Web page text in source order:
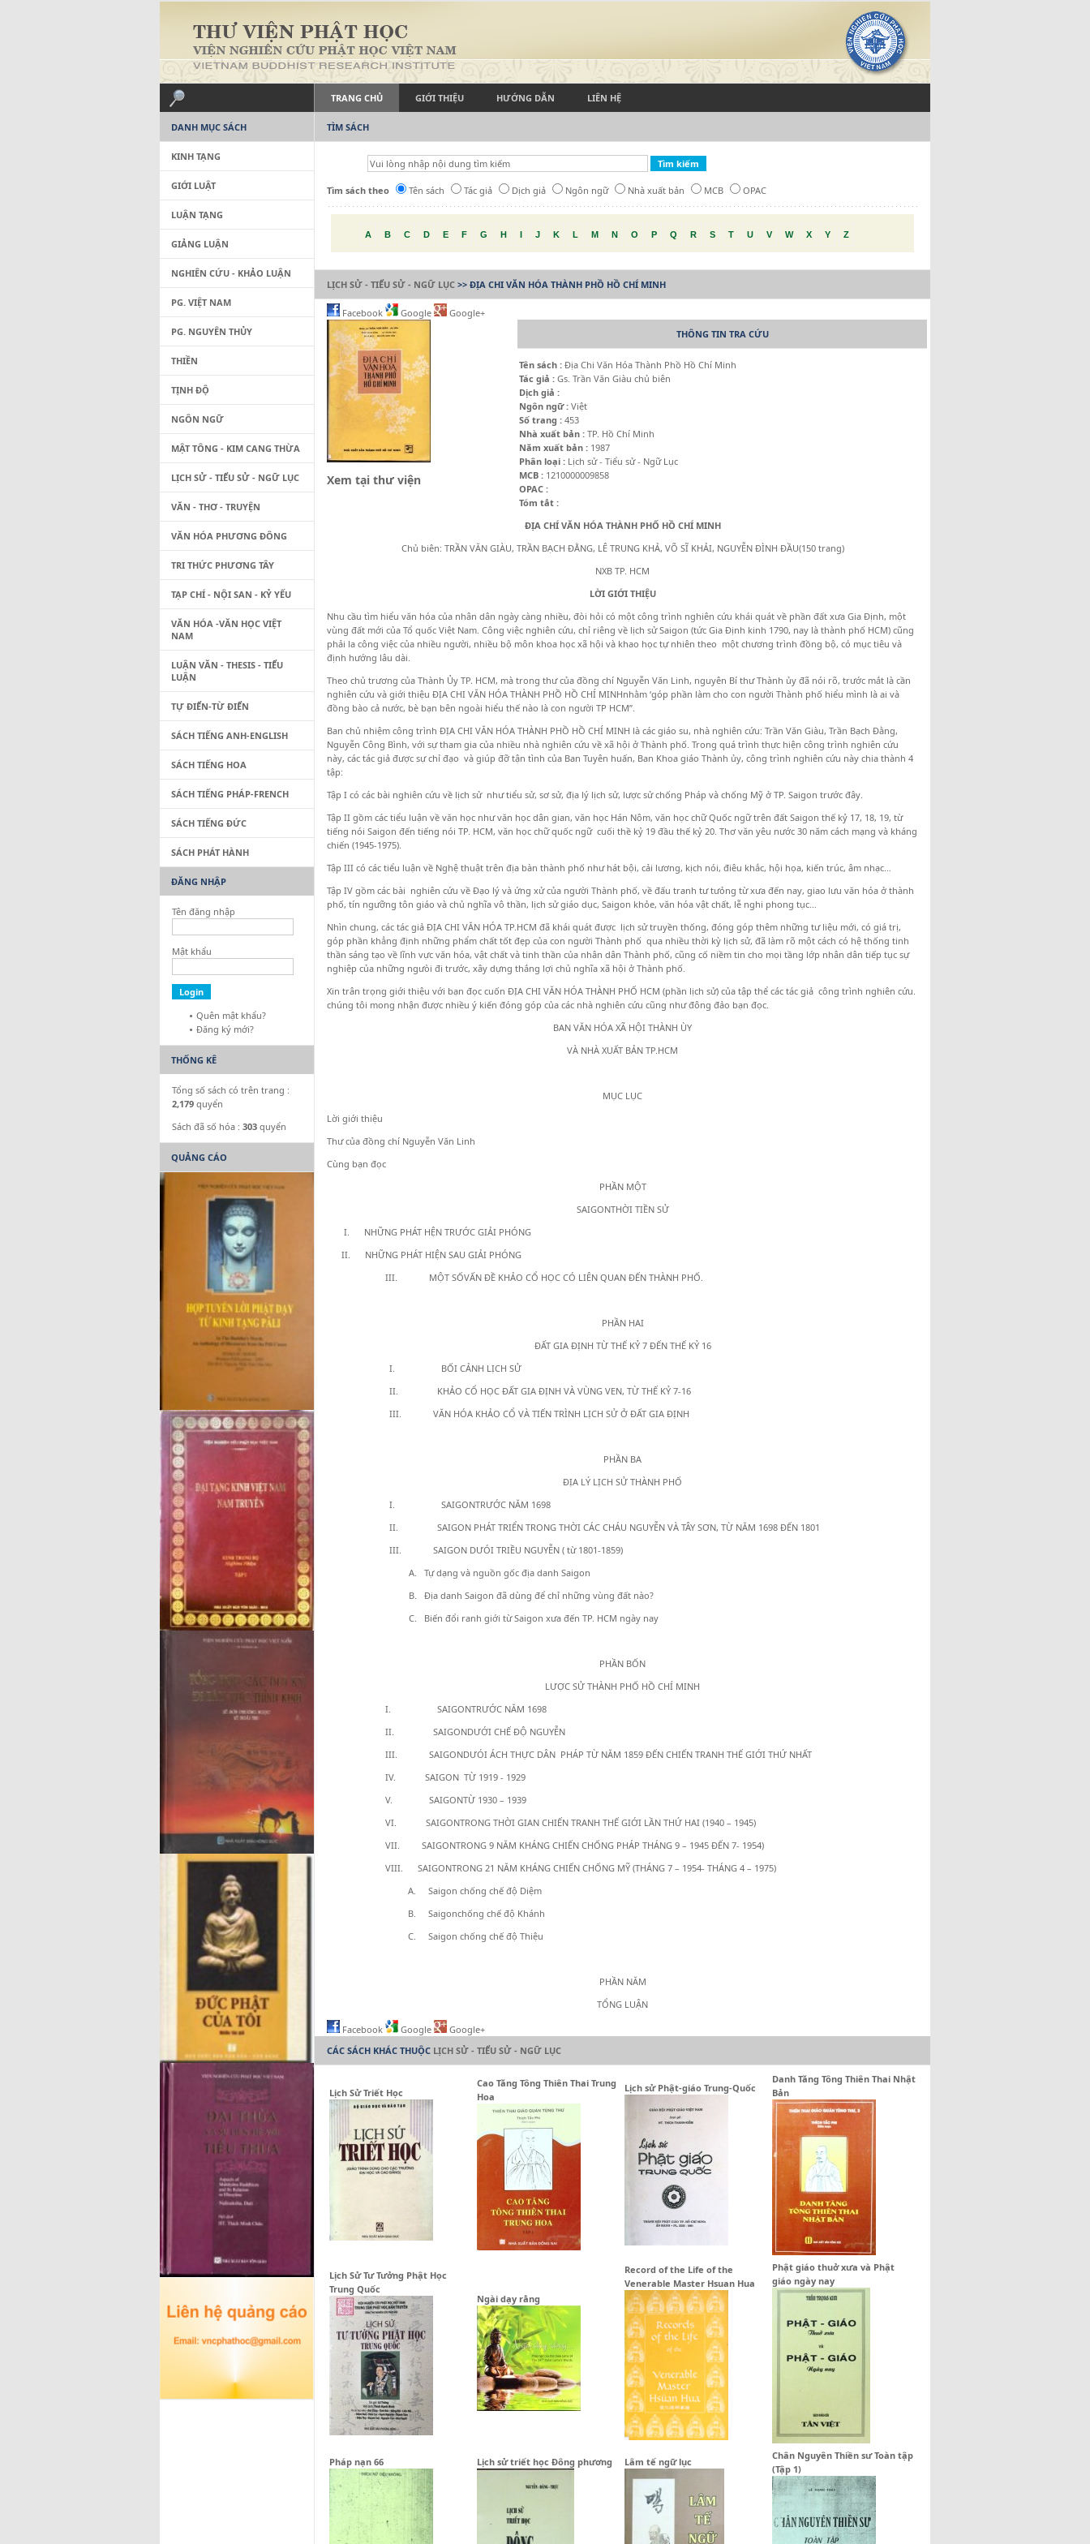
TRANG CHỦ GIỚI THIỆU HƯỚNG DẪN LIÊN HỆ
TÌM SÁCH
Tìm sách theo Tên sách Tác giả Dịch giả Ngôn ngữ Nhà xuất bản MCB OPAC
A B C D E F G H I J K L M N O P Q R S T U V W X Y Z
LỊCH SỬ - TIỂU SỬ - NGỮ LỤC >> ĐỊA CHI VĂN HÓA THÀNH PHỒ HỒ CHÍ MINH
Facebook Google Google+
Xem tại thư viện
THÔNG TIN TRA CỨU
Tên sách : Địa Chi Văn Hóa Thành Phồ Hồ Chí Minh
Tác giả : Gs. Trần Văn Giàu chủ biên
Dịch giả :
Ngôn ngữ : Việt
Số trang : 453
Nhà xuất bản : TP. Hồ Chí Minh
Năm xuất bản : 1987
Phân loại : Lịch sử - Tiểu sử - Ngữ Lục
MCB : 1210000009858
OPAC :
Tóm tắt :
ĐỊA CHÍ VĂN HÓA THÀNH PHỐ HỒ CHÍ MINH
Chủ biên: TRẦN VĂN GIÀU, TRẦN BẠCH ĐẰNG, LÊ TRUNG KHẢ, VÕ SĨ KHẢI, NGUYỄN ĐÌNH ĐẦU(150 trang)
NXB TP. HCM
LỜI GIỚI THIỆU
Nhu cầu tìm hiểu văn hóa của nhân dân ngày càng nhiều, đòi hỏi có một công trình nghiên cứu khái quát về phần đất xưa Gia Định, một
vùng đất mới của Tổ quốc Việt Nam. Công việc nghiên cứu, chỉ riêng về lịch sử Saigon (tức Gia Định kinh 1790, nay là thành phố HCM) cũng
phải la công việc của nhiều người, nhiều bộ môn khoa học xã hội và khao học tự nhiên theo một chương trình đồng bộ, có mục tiêu và
định hướng lâu dài.
Theo chủ trương của Thành Ủy TP. HCM, mà trong thư của đồng chí Nguyễn Văn Linh, nguyên Bí thư Thành ủy đã nói rõ, trước mắt là cần
nghiên cứu và giới thiệu ĐỊA CHI VĂN HÓA THÀNH PHỒ HỒ CHÍ MINHnhằm ‘góp phần làm cho con người Thành phố hiểu mình là ai và
đồng bào cả nước, bè bạn bên ngoài hiểu thế nào là con người TP HCM”.
Ban chủ nhiệm công trình ĐỊA CHI VĂN HÓA THÀNH PHỒ HỒ CHÍ MINH là các giáo su, nhà nghiên cứu: Trần Văn Giàu, Trần Bạch Đằng,
Nguyễn Công Bình, với sự tham gia của nhiều nhà nghiên cứu về xã hội ở Thành phố. Trong quá trình thực hiện công trình nghiên cứu
này, các tác giả được sự chỉ đạo và giúp đỡ tận tình của Ban Tuyên huấn, Ban Khoa giáo Thành ủy, công trình nghiên cứu này chia thành 4
tập:
Tập I có các bài nghiên cứu về lịch sử như tiểu sử, sơ sử, địa lý lịch sử, lược sử chống Pháp và chống Mỹ ở TP. Saigon trước đây.
Tập II gồm các tiểu luận về văn học như văn học dân gian, văn học Hán Nôm, văn học chữ Quốc ngữ trên đất Saigon thế kỷ 17, 18, 19, từ
tiếng nói Saigon đến tiếng nói TP. HCM, văn học chữ quốc ngữ cuối thề kỷ 19 đầu thế kỷ 20. Thơ văn yêu nước 30 năm cách mạng và kháng
chiến (1945-1975).
Tập III có các tiểu luận về Nghệ thuật trên địa bàn thành phố như hát bội, cải lương, kịch nói, điêu khắc, hội họa, kiến trúc, âm nhạc…
Tập IV gồm các bài nghiên cứu về Đạo lý và ứng xử của người Thành phố, về đấu tranh tư tưỏng từ xưa đến nay, giao lưu văn hóa ở thành
phố, tín ngưỡng tôn giáo và chủ nghĩa vô thần, lịch sử giáo dục, Saigon khỏe, văn hóa vật chất, lễ nghi phong tục…
Nhìn chung, các tác giả ĐỊA CHI VĂN HÓA TP.HCM đã khái quát được lịch sử truyền thống, đóng góp thêm những tư liệu mới, có giá trị,
góp phần khẳng định những phẩm chất tốt đẹp của con người Thành phố qua nhiều thời kỳ lịch sử, đã làm rõ một cách có hệ thống tinh
thần sáng tạo về lĩnh vực văn hóa, vật chất và tinh thần của nhân dân Thành phố, cũng cố niềm tin cho mọi tầng lớp nhân dân tiếp tục sự
nghiệp của những ngưòi đi trước, xây dựng thắng lợi chủ nghĩa xã hội ở Thành phố.
Xin trân trọng giới thiệu với bạn đọc cuốn ĐỊA CHI VĂN HÓA THÀNH PHỐ HCM (phần lịch sử) của tập thể các tác giả công trình nghiên cứu.
chúng tôi mong nhận được nhiều ý kiến đóng góp của các nhà nghiên cứu cũng như đông đảo bạn đọc.
BAN VĂN HÓA XÃ HỘI THÀNH ÙY
VÀ NHÀ XUẤT BẢN TP.HCM
MỤC LỤC
Lời giới thiệu
Thư của đồng chí Nguyễn Văn Linh
Cùng bạn đọc
PHẦN MỘT
SAIGONTHỜI TIỀN SỬ
I. NHỮNG PHÁT HỆN TRƯỚC GIẢI PHÓNG
II. NHỮNG PHÁT HIỆN SAU GIẢI PHÓNG
III. MỘT SỐVẤN ĐỀ KHẢO CỔ HỌC CÓ LIÊN QUAN ĐẾN THÀNH PHỐ.
PHẦN HAI
ĐẤT GIA ĐỊNH TỪ THẾ KỶ 7 ĐẾN THẾ KỶ 16
I. BỐI CẢNH LỊCH SỬ
II. KHẢO CỔ HỌC ĐẤT GIA ĐỊNH VÀ VÙNG VEN, TỪ THẾ KỶ 7-16
III. VĂN HÓA KHẢO CỔ VÀ TIẾN TRÌNH LỊCH SỬ Ở ĐẤT GIA ĐỊNH
PHẦN BA
ĐỊA LÝ LỊCH SỬ THÀNH PHỐ
I. SAIGONTRƯỚC NĂM 1698
II. SAIGON PHÁT TRIỂN TRONG THỜI CÁC CHÁU NGUYỄN VÀ TÂY SƠN, TỪ NĂM 1698 ĐẾN 1801
III. SAIGON DƯÓI TRIỀU NGUYỄN ( từ 1801-1859)
A. Tự dạng và nguồn gốc địa danh Saigon
B. Địa danh Saigon đã dùng để chỉ những vùng đất nào?
C. Biến đổi ranh giới từ Saigon xưa đến TP. HCM ngày nay
PHẦN BỐN
LƯỢC SỬ THÀNH PHỐ HỒ CHÍ MINH
I. SAIGONTRƯỚC NĂM 1698
II. SAIGONDƯỚI CHẾ ĐỘ NGUYỄN
III. SAIGONDƯÓI ÁCH THỰC DÂN PHÁP TỪ NĂM 1859 ĐẾN CHIẾN TRANH THẾ GIỚI THỨ NHẤT
IV. SAIGON TỪ 1919 - 1929
V. SAIGONTỪ 1930 – 1939
VI. SAIGONTRONG THỜI GIAN CHIẾN TRANH THẾ GIỚI LẦN THỨ HAI (1940 – 1945)
VII. SAIGONTRONG 9 NĂM KHÁNG CHIẾN CHỐNG PHÁP THÁNG 9 – 1945 ĐẾN 7- 1954)
VIII. SAIGONTRONG 21 NĂM KHÁNG CHIẾN CHỐNG MỸ (THÁNG 7 – 1954- THÁNG 4 – 1975)
A. Saigon chống chế độ Diệm
B. Saigonchống chế độ Khánh
C. Saigon chống chế độ Thiệu
PHẦN NĂM
TỔNG LUẬN
Facebook Google
Google+
CÁC SÁCH KHÁC THUỘC LỊCH SỬ - TIỂU SỬ - NGỮ LỤC
Lịch Sử Triết Học
Cao Tăng Tông Thiên Thai Trung
Hoa
Lịch sử Phật-giáo Trung-Quốc
Danh Tăng Tông Thiên Thai Nhật
Bản
Lịch Sử Tư Tưởng Phật Học
Trung Quốc
Ngài dạy rằng
Record of the Life of the
Venerable Master Hsuan Hua
Phật giáo thuở xưa và Phật
giáo ngày nay
Pháp nạn 66 Lịch sử triết học Đông phương Lâm tế ngữ lục
Chân Nguyên Thiền sư Toàn tập
(Tập 1)
DANH MỤC SÁCH
KINH TẠNG
GIỚI LUẬT
LUẬN TẠNG
GIẢNG LUẬN
NGHIÊN CỨU - KHẢO LUẬN
PG. VIỆT NAM
PG. NGUYÊN THỦY
THIỀN
TỊNH ĐỘ
NGÔN NGỮ
MẬT TÔNG - KIM CANG THỪA
LỊCH SỬ - TIỂU SỬ - NGỮ LỤC
VĂN - THƠ - TRUYỆN
VĂN HÓA PHƯƠNG ĐÔNG
TRI THỨC PHƯƠNG TÂY
TẠP CHÍ - NỘI SAN - KỶ YẾU
VĂN HÓA -VĂN HỌC VIỆT
NAM
LUẬN VĂN - THESIS - TIỂU
LUẬN
TỰ ĐIỂN-TỪ ĐIỂN
SÁCH TIẾNG ANH-ENGLISH
SÁCH TIẾNG HOA
SÁCH TIẾNG PHÁP-FRENCH
SÁCH TIẾNG ĐỨC
SÁCH PHÁT HÀNH
ĐĂNG NHẬP
Tên đăng nhập
Mật khẩu
Quên mật khẩu?
Đăng ký mới?
THỐNG KÊ
Tổng số sách có trên trang :
2,179 quyển
Sách đã số hóa : 303 quyển
QUẢNG CÁO